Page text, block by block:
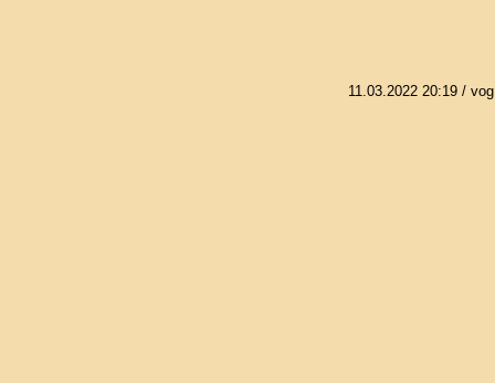
11.03.2022 20:19/ vog